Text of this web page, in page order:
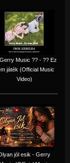
Music ?? - ?? Ez
játék (Official Music
Video)
jól esik - Gerry